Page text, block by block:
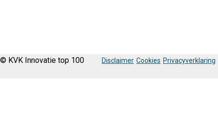
© KVK Innovatie top 100 Disclaimer Cookies Privacyverklaring